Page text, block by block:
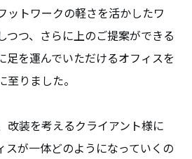
ットワークの軽さを活かしたワ
つつ、さらに上のご提案ができる
足を運んでいただけるオフィスを
りました。
改装を考えるクライアント様に
スが一体どのようになっていくの